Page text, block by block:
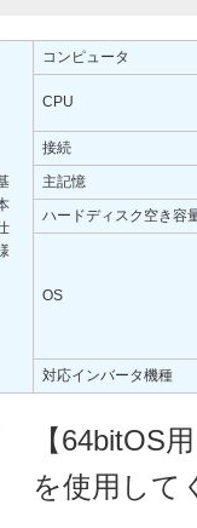
コンピュータ
CPU
接続
主記憶
ハードディスク空き容
OS
対応インバータ機種
【64bitOS
を使用して